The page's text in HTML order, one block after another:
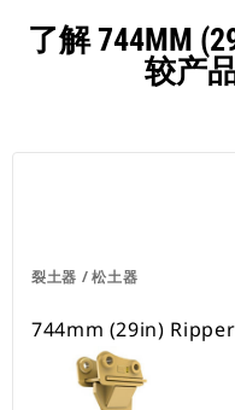
了解 744MM
较产
裂土器 / 松土器
744mm (29in) Ripper